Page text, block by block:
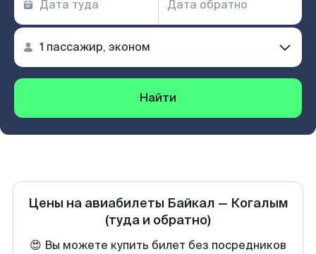
Найти
Цены на авиабилеты Байкал — Когалым
(туда и обратно)
😍 Вы можете купить билет без посредников